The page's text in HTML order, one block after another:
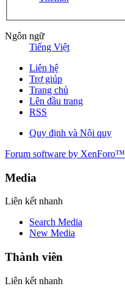
Ngôn ngữ
Tiếng Việt
Liên hệ
Trợ giúp
Trang chủ
Lên đầu trang
RSS
Quy định và Nội quy
Forum software by XenForo™
Media
Liên kết nhanh
Search Media
New Media
Thành viên
Liên kết nhanh